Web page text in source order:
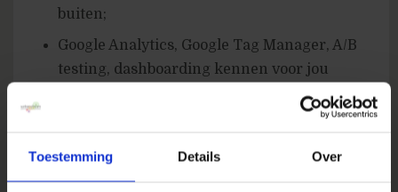
Toestemming Details Over
buiten;
Google Analytics, Google Tag Manager, A/B
testing, dashboarding kennen voor jou
online marketing disciplines, maar je weet